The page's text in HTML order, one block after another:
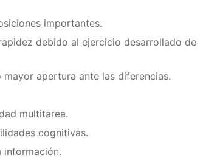
importantes.
debido al ejercicio desarrollado de
apertura ante las diferencias.
multitarea.
cognitivas.
información.